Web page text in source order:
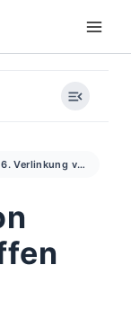
6. Verlinkung von einzelnen Begriffen